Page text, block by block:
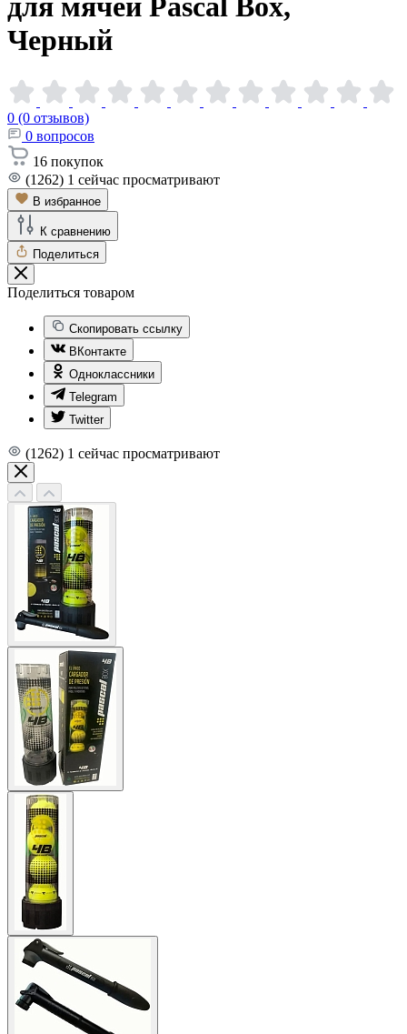
для мячей Pascal Box,
Черный
0 (0 отзывов)
0 вопросов
16 покупок
(1262) 1 сейчас просматривают
В избранное
К сравнению
Поделиться
Поделиться товаром
Скопировать ссылку
ВКонтакте
Одноклассники
Telegram
Twitter
(1262) 1 сейчас просматривают